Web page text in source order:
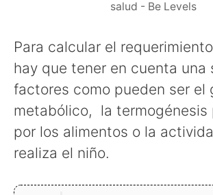
salud - Be Levels
Para calcular el
hay que tener en cuenta una
factores como pueden ser el
metabólico, la termogénesis
por los alimentos o la
realiza el niño.